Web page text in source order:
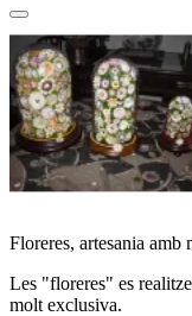
Floreres, artesania amb
Les "floreres" es
molt exclusiva.